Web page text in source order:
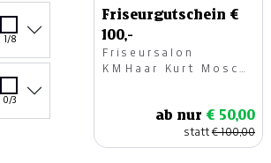
1/8
0/3
Friseurgutschein €
100,-
Friseursalon
KMHaar Kurt Mosch
ab nur € 50,00
statt€ 100,00